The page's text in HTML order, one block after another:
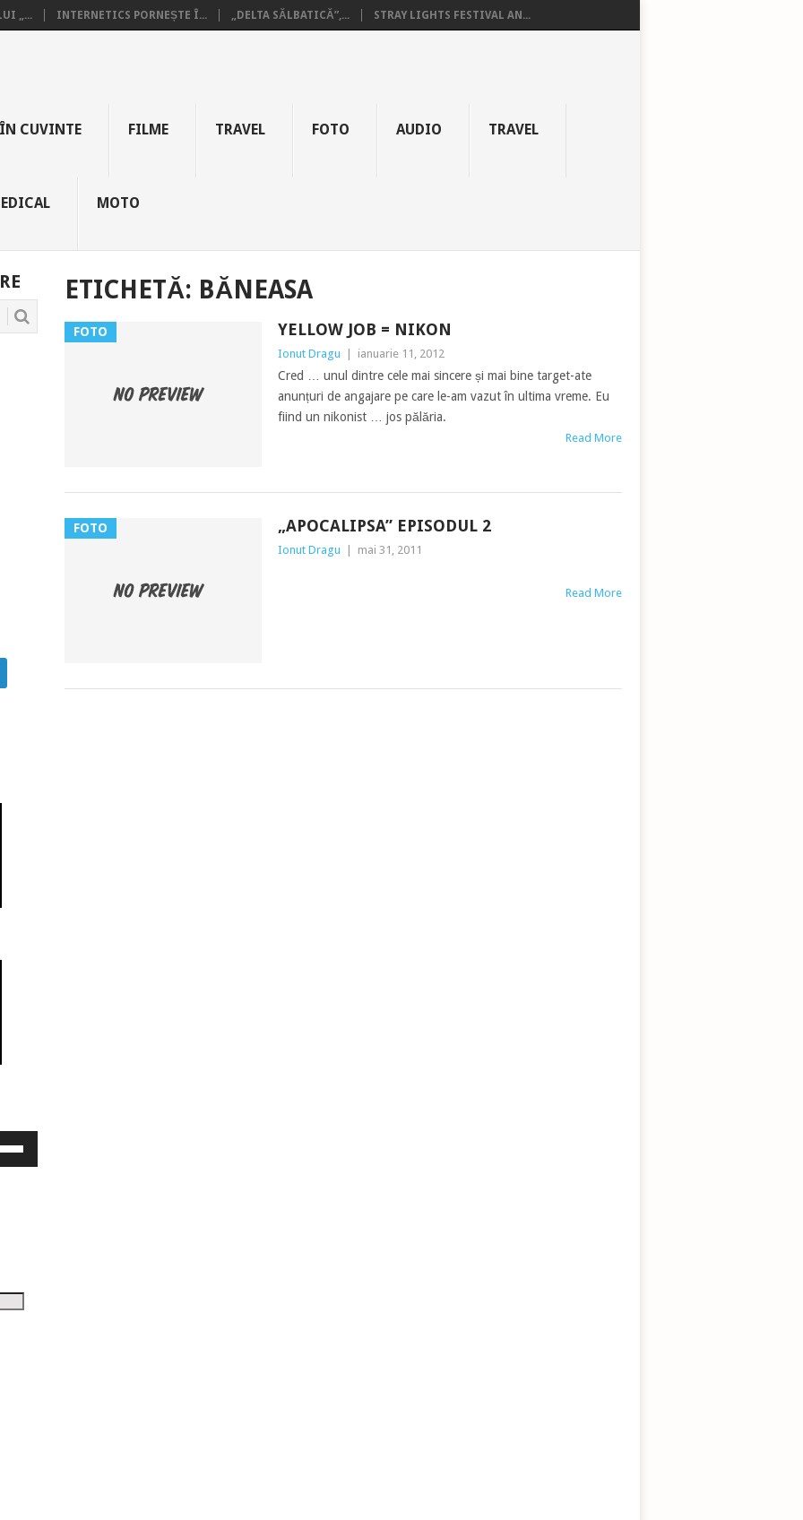
„... INTERNETICS PORNEȘTE Î... „DELTA SĂLBATICĂ”,... STRAY LIGHTS FESTIVAL AN...
ÎN CUVINTE FILME TRAVEL FOTO AUDIO TRAVEL
MOTO
ETICHETĂ: BĂNEASA
FOTO YELLOW JOB = NIKON
Ionut Dragu ianuarie 11, 2012
Cred … unul dintre cele mai sincere și mai bine target-ate
anunțuri de angajare pe care le-am vazut în ultima vreme. Eu
fiind un nikonist … jos pălăria.
Read More
FOTO „APOCALIPSA” EPISODUL 2
Ionut Dragu mai 31, 2011
Read More